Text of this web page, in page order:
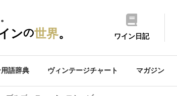
ンの世界。 ワイン日記
語辞典 ヴィンテージチャート マガジン